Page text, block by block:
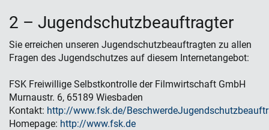
2 – Jugendschutzbeauftragter
Sie erreichen unseren Jugendschutzbeauftragten zu allen
Fragen des Jugendschutzes auf diesem Internetangebot:
FSK Freiwillige Selbstkontrolle der Filmwirtschaft GmbH
Murnaustr. 6, 65189 Wiesbaden
Kontakt: http://www.fsk.de/
Homepage: http://www.fsk.de